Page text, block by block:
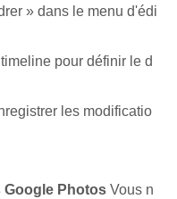
» dans le menu d'édi
pour définir le d
les modificatio
Google Photos Vous n